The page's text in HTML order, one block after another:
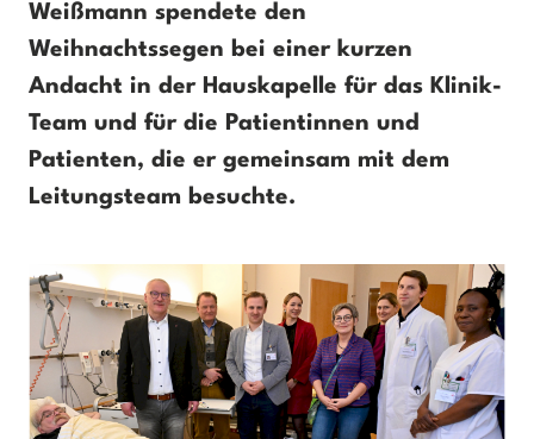
Weißmann spendete den
Weihnachtssegen bei einer kurzen
Andacht in der Hauskapelle für das Klinik-
Team und für die Patientinnen und
Patienten, die er gemeinsam mit dem
Leitungsteam besuchte.